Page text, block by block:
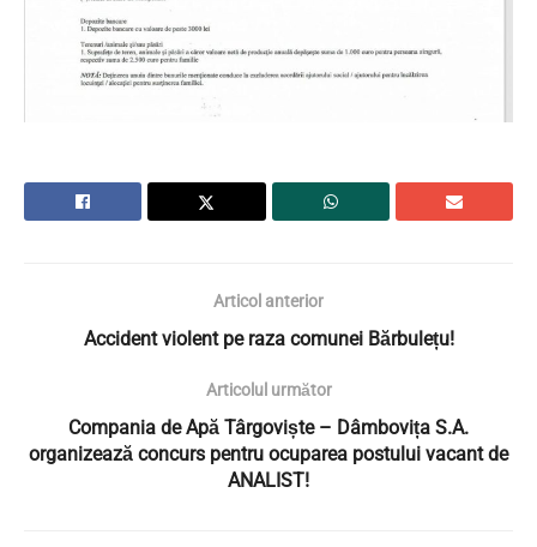
Articol anterior
Accident violent pe raza comunei Bărbulețu!
Articolul următor
Compania de Apă Târgoviște – Dâmbovița S.A.
organizează concurs pentru ocuparea postului vacant de
ANALIST!